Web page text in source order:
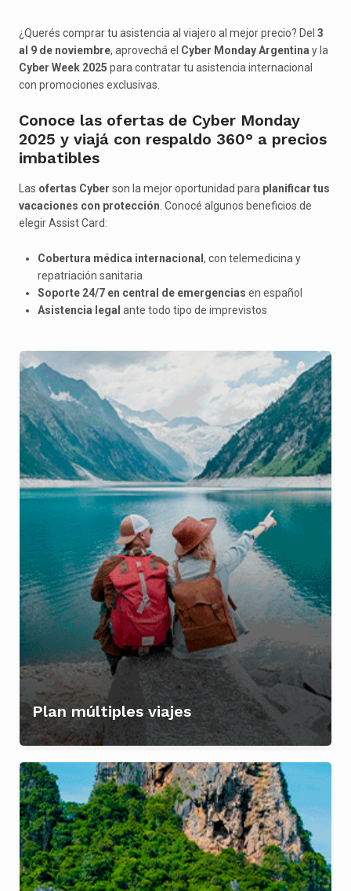
¿Querés comprar tu asistencia al viajero al mejor precio? Del 3
al 9 de noviembre, aprovechá el Cyber Monday Argentina y la
Cyber Week 2025 para contratar tu asistencia internacional
con promociones exclusivas.
Conoce las ofertas de Cyber Monday
2025 y viajá con respaldo 360° a precios
imbatibles
Las ofertas Cyber son la mejor oportunidad para planificar tus
vacaciones con protección. Conocé algunos beneficios de
elegir Assist Card:
Cobertura médica internacional , con telemedicina y
repatriación sanitaria
Soporte 24/7 en central de emergencias en español
Asistencia legal ante todo tipo de imprevistos
Plan múltiples viajes